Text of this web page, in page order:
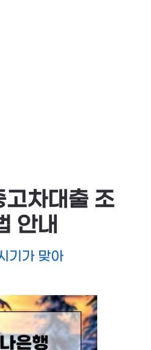
고차대출 조
안내
기가 맞아